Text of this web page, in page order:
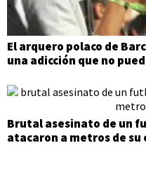
El arquero polaco de
una adicción que no
Brutal asesinato de un
atacaron a metros de su